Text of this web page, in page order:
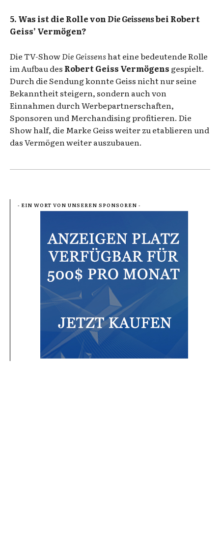
5. Was ist die Rolle vonDie Geissensbei Robert
Geiss’ Vermögen?
Die TV-ShowDie Geissenshat eine bedeutende Rolle
im Aufbau des Robert Geiss Vermögens gespielt.
Durch die Sendung konnte Geiss nicht nur seine
Bekanntheit steigern, sondern auch von
Einnahmen durch Werbepartnerschaften,
Sponsoren und Merchandising profitieren. Die
Show half, die Marke Geiss weiter zu etablieren und
das Vermögen weiter auszubauen.
- EIN WORT VON UNSEREN SPONSOREN -